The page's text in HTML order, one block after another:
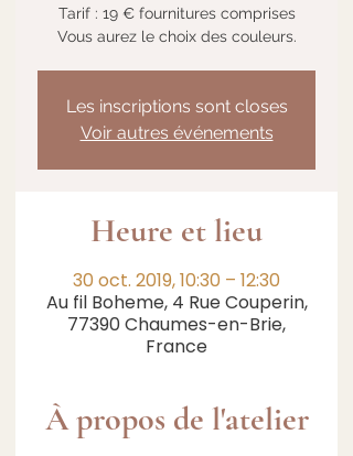
Tarif : 19 € fournitures comprises
Les inscriptions sont closes
Voir autres événements
Heure et lieu
30 oct. 2019, 10:30 – 12:30
Au fil Boheme, 4 Rue Couperin,
77390 Chaumes-en-Brie,
France
À propos de l'atelier